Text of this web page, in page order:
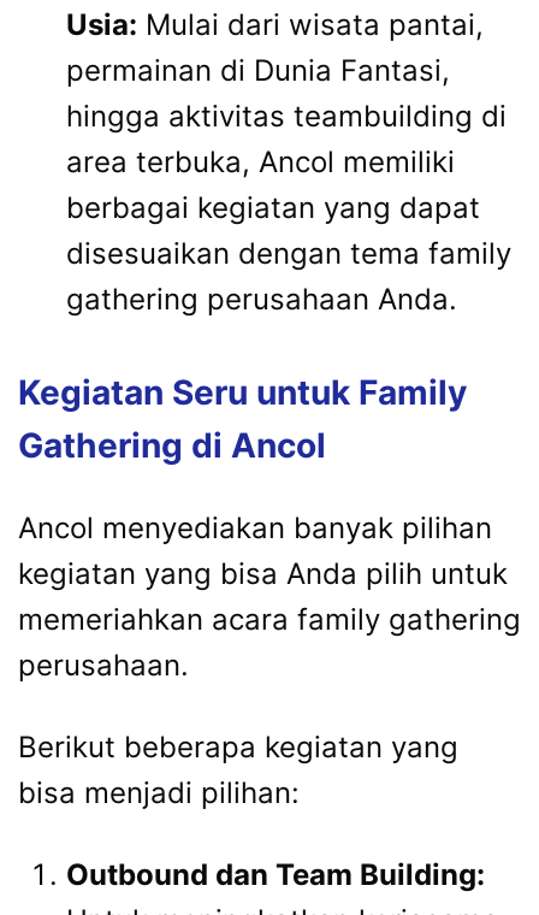
Usia: Mulai dari wisata pantai,
permainan di Dunia Fantasi,
hingga aktivitas teambuilding di
area terbuka, Ancol memiliki
berbagai kegiatan yang dapat
disesuaikan dengan tema family
gathering perusahaan Anda.
Kegiatan Seru untuk Family
Gathering di Ancol
Ancol menyediakan banyak pilihan
kegiatan yang bisa Anda pilih untuk
memeriahkan acara family gathering
perusahaan.
Berikut beberapa kegiatan yang
bisa menjadi pilihan:
Outbound dan Team Building: